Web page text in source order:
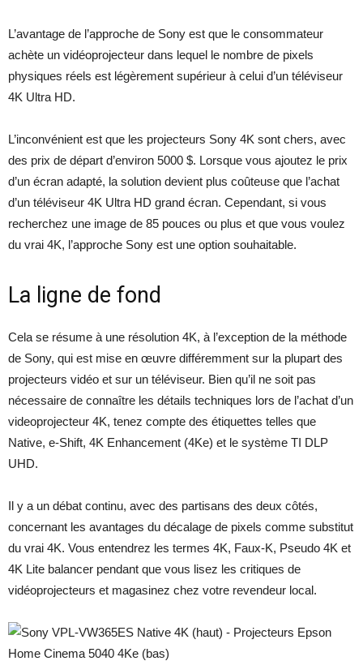
L’avantage de l’approche de Sony est que le consommateur
achète un vidéoprojecteur dans lequel le nombre de pixels
physiques réels est légèrement supérieur à celui d’un téléviseur
4K Ultra HD.
L’inconvénient est que les projecteurs Sony 4K sont chers, avec
des prix de départ d’environ 5000 $. Lorsque vous ajoutez le prix
d’un écran adapté, la solution devient plus coûteuse que l’achat
d’un téléviseur 4K Ultra HD grand écran. Cependant, si vous
recherchez une image de 85 pouces ou plus et que vous voulez
du vrai 4K, l’approche Sony est une option souhaitable.
La ligne de fond
Cela se résume à une résolution 4K, à l’exception de la méthode
de Sony, qui est mise en œuvre différemment sur la plupart des
projecteurs vidéo et sur un téléviseur. Bien qu’il ne soit pas
nécessaire de connaître les détails techniques lors de l’achat d’un
videoprojecteur 4K, tenez compte des étiquettes telles que
Native, e-Shift, 4K Enhancement (4Ke) et le système TI DLP
UHD.
Il y a un débat continu, avec des partisans des deux côtés,
concernant les avantages du décalage de pixels comme substitut
du vrai 4K. Vous entendrez les termes 4K, Faux-K, Pseudo 4K et
4K Lite balancer pendant que vous lisez les critiques de
vidéoprojecteurs et magasinez chez votre revendeur local.